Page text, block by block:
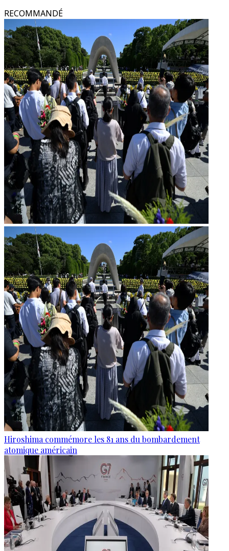
RECOMMANDÉ
Hiroshima commémore les 81 ans du bombardement
atomique américain